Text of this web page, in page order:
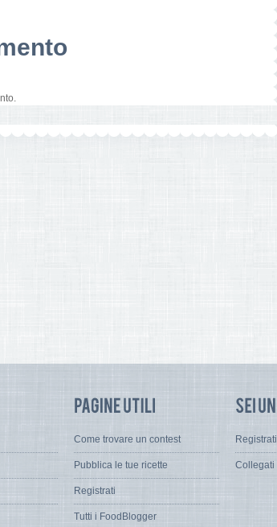
Come trovare un contest
Pubblica le tue ricette
Registrati
Tutti i FoodBlogger
Registrati
Collegati